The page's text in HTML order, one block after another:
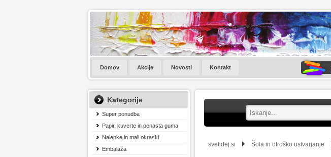
Domov Akcije Novosti Kontakt
Kategorije
Super ponudba
Papir, kuverte in penasta guma
Nalepke in mali okraski
Embalaža
svetidej.si Šola in otroško ustvarjanje